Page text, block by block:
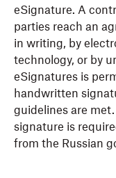
eSignature. A
parties reach an
in writing, by
technology, or by
eSignatures is
handwritten
guidelines are
signature is
from the Russian